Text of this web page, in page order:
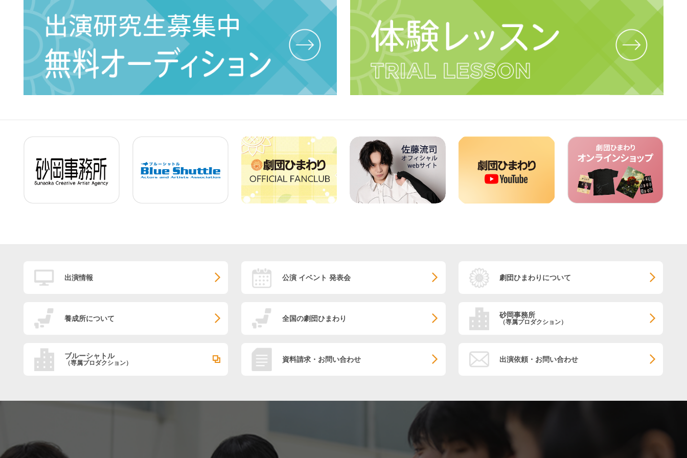
出演情報 公演 イベント 発表会 劇団ひまわりについて
養成所について 全国の劇団ひまわり 砂岡事務所
（専属プロダクション）
ブルーシャトル
（専属プロダクション） 資料請求・お問い合わせ 出演依頼・お問い合わせ